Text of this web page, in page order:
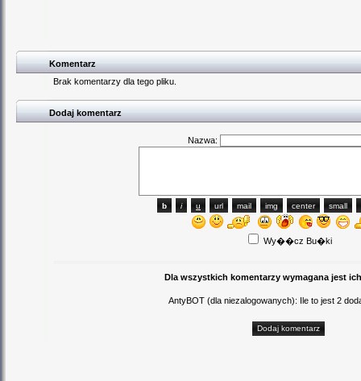
Komentarz
Brak komentarzy dla tego pliku.
Dodaj komentarz
Nazwa:
Wy��cz Bu�ki
Dla wszystkich komentarzy wymagana jest
AntyBOT (dla niezalogowanych): Ile to jest 2